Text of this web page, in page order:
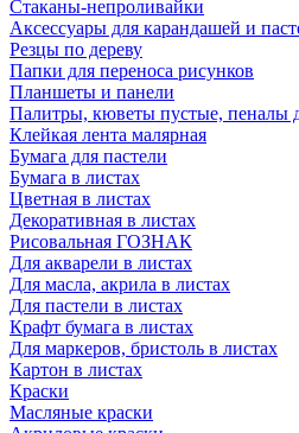
Стаканы-непроливайки
Аксессуары для карандашей и
Резцы по дереву
Папки для переноса рисунков
Планшеты и панели
Палитры, кюветы пустые, пеналы
Клейкая лента малярная
Бумага для пастели
Бумага в листах
Цветная в листах
Декоративная в листах
Рисовальная ГОЗНАК
Для акварели в листах
Для масла, акрила в листах
Для пастели в листах
Крафт бумага в листах
Для маркеров, бристоль в листах
Картон в листах
Краски
Масляные краски